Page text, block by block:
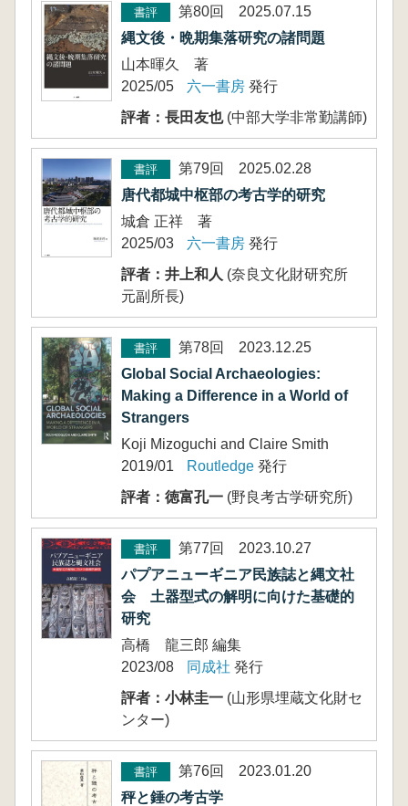
書評
第80回 2025.07.15
縄文後・晩期集落研究の諸問題
山本暉久 著
2025/05
六一書房 発行
評者：長田友也(中部大学非常勤講師)
書評
第79回 2025.02.28
唐代都城中枢部の考古学的研究
城倉 正祥 著
2025/03
六一書房 発行
評者：井上和人 (奈良文化財研究所
元副所長)
書評
第78回 2023.12.25
Global Social Archaeologies:
Making a Difference in a World of
Strangers
Koji Mizoguchi and Claire Smith
2019/01
Routledge 発行
評者：徳富孔一 (野良考古学研究所)
書評
第77回 2023.10.27
パプアニューギニア民族誌と縄文社
会 土器型式の解明に向けた基礎的
研究
高橋 龍三郎 編集
2023/08
同成社 発行
評者：小林圭一 (山形県埋蔵文化財セ
ンター)
書評
第76回 2023.01.20
秤と錘の考古学